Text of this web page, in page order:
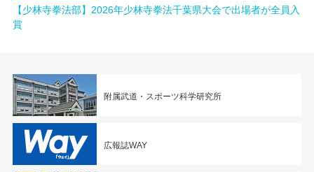
【少林寺拳法部】2026年少林寺拳法千葉県大会で出場者が全員入
賞
附属武道・スポーツ科学研究所
広報誌WAY